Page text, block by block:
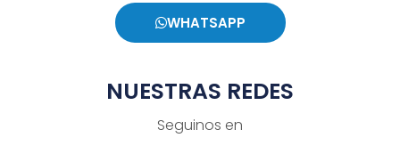
WHATSAPP
NUESTRAS REDES
Seguinos en